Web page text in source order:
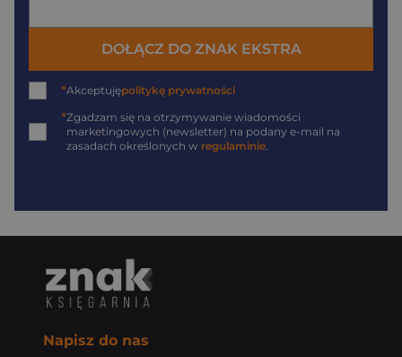
DOŁĄCZ DO ZNAK EKSTRA
*Akceptujępolitykę prywatności
*Zgadzam się na otrzymywanie wiadomości
marketingowych (newsletter) na podany e-mail na
zasadach określonych w regulaminie
Napisz do nas